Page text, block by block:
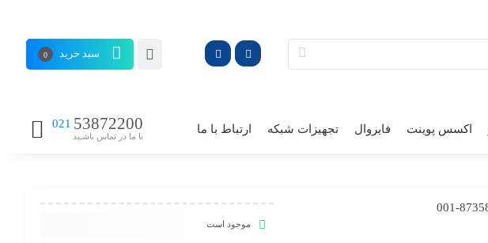
سبد خرید 0
اکسس پوینت فایروال تجهیزات شبکه ارتباط با ما 53872200
021
با ما در تماس باشـید
موجود است